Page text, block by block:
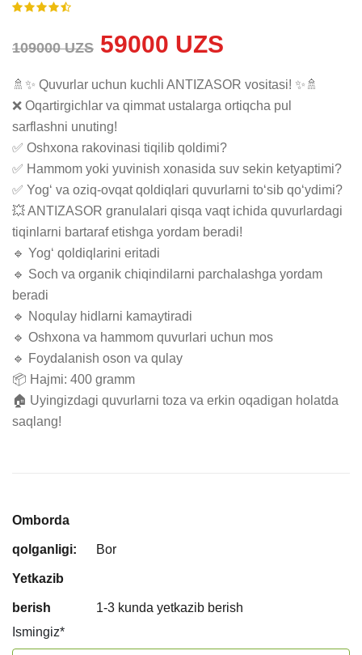
109000 UZS 59000 UZS
🚿✨ Quvurlar uchun kuchli ANTIZASOR vositasi! ✨🚿
❌ Oqartirgichlar va qimmat ustalarga ortiqcha pul
sarflashni unuting!
✅ Oshxona rakovinasi tiqilib qoldimi?
✅ Hammom yoki yuvinish xonasida suv sekin ketyaptimi?
✅ Yog‘ va oziq-ovqat qoldiqlari quvurlarni to‘sib qo‘ydimi?
💥 ANTIZASOR granulalari qisqa vaqt ichida quvurlardagi
tiqinlarni bartaraf etishga yordam beradi!
🔹 Yog‘ qoldiqlarini eritadi
🔹 Soch va organik chiqindilarni parchalashga yordam
beradi
🔹 Noqulay hidlarni kamaytiradi
🔹 Oshxona va hammom quvurlari uchun mos
🔹 Foydalanish oson va qulay
📦 Hajmi: 400 gramm
🏠 Uyingizdagi quvurlarni toza va erkin oqadigan holatda
saqlang!
Omborda
qolganligi: Bor
Yetkazib
berish
1-3 kunda yetkazib berish
Ismingiz*